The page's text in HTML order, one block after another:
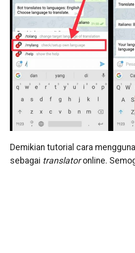
Demikian tutorial cara
sebagai translatoronline.